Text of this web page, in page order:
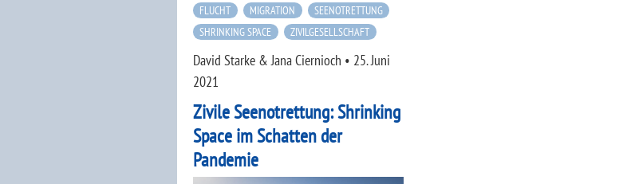
FLUCHT MIGRATION
SEENOTRETTUNG
SHRINKING SPACE
ZIVILGESELLSCHAFT
David Starke & Jana Ciernioch • 25. Juni
2021
Zivile Seenotrettung: Shrinking
Space im Schatten der
Pandemie